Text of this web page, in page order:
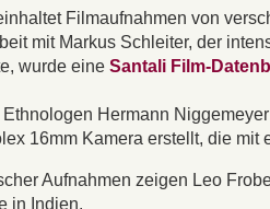
Filmaufnahmen von
mit Markus Schleiter, der
wurde eine Santali Film-
Hermann
16mm Kamera erstellt, die mit
Aufnahmen zeigen Leo
in Indien.